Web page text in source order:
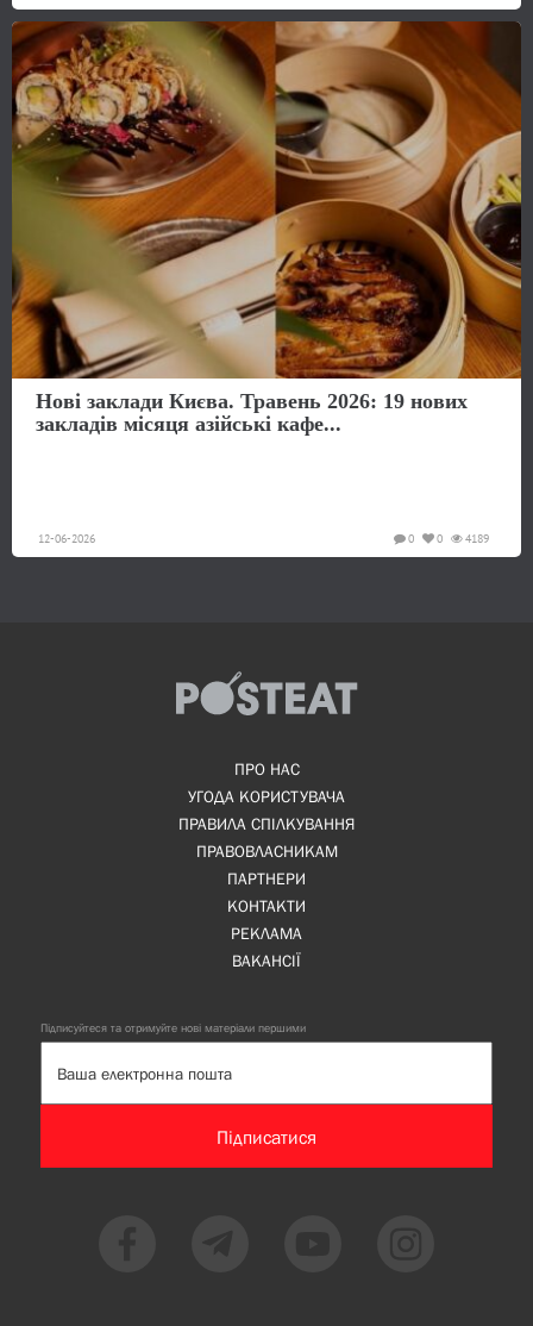
Нові заклади Києва. Травень 2026: 19 нових
закладів місяця азійські кафе...
12-06-2026 4189
0
0
ПРО НАС
УГОДА КОРИСТУВАЧА
ПРАВИЛА СПІЛКУВАННЯ
ПРАВОВЛАСНИКАМ
ПАРТНЕРИ
КОНТАКТИ
РЕКЛАМА
ВАКАНСІЇ
Підписуйтеся та отримуйте нові матеріали першими
Підписатися